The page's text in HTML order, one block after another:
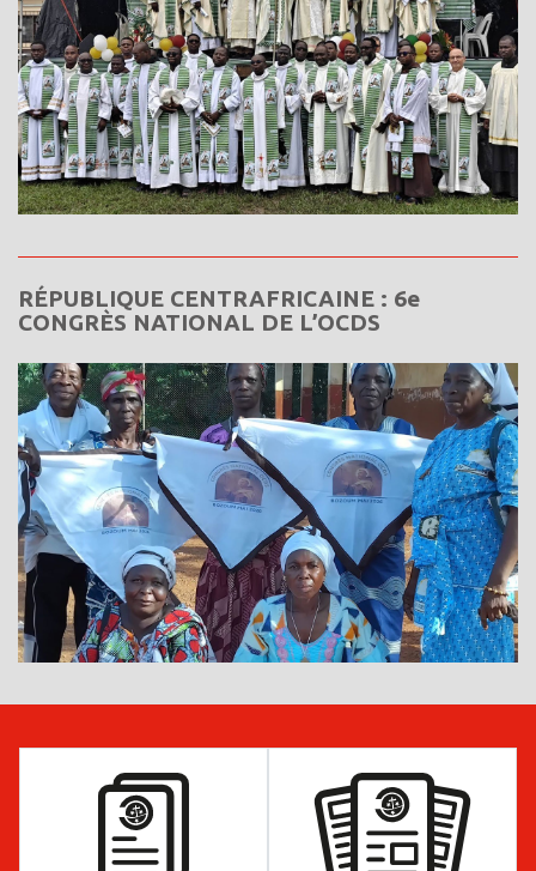
RÉPUBLIQUE CENTRAFRICAINE : 6e
CONGRÈS NATIONAL DE L’OCDS